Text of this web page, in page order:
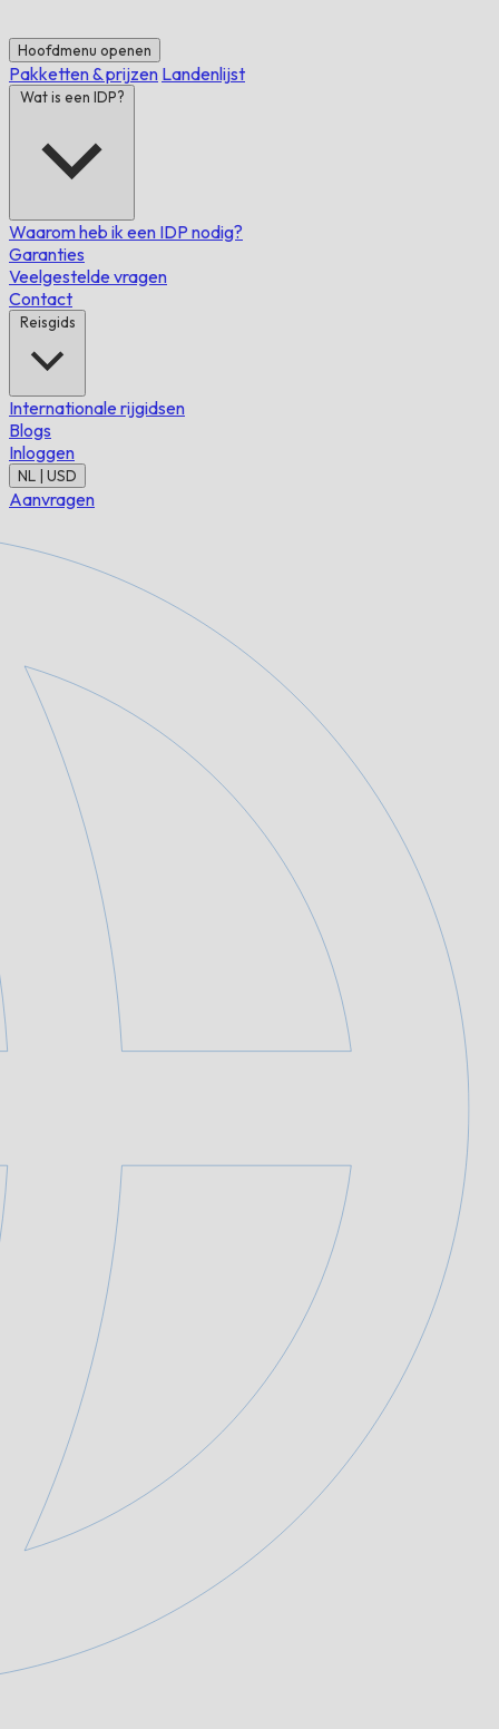
Hoofdmenu openen
Pakketten & prijzen Landenlijst
Wat is een IDP?
Waarom heb ik een IDP nodig?
Garanties
Veelgestelde vragen
Contact
Reisgids
Internationale rijgidsen
Blogs
Inloggen
NL | USD
Aanvragen